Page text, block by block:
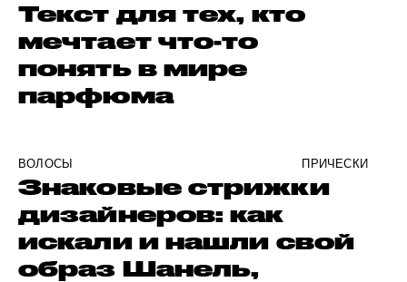
Текст для тех, кто
мечтает что-то
понять в мире
парфюма
ВОЛОСЫ ПРИЧЕСКИ
Знаковые стрижки
дизайнеров: как
искали и нашли свой
образ Шанель,